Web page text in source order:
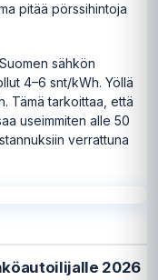
pitää pörssihintoja
sähkön
4–6 snt/kWh. Yöllä
Tämä tarkoittaa, että
useimmiten alle 50
verrattuna
2026